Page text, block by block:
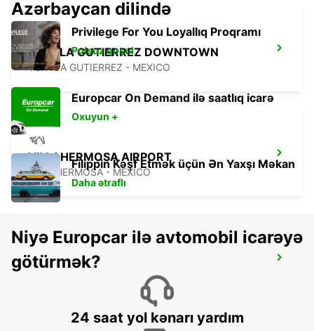
TUXTLA GUTIERREZ DOWNTOWN
TUXTLA GUTIERREZ - MEXICO
VILLAHERMOSA AIRPORT
VILLAHERMOSA - MEXICO
CIUDAD DEL CARMEN INTL AIRPORT
CIUDAD DEL CARMEN - MEXICO
Azərbaycan dilində
Privilege For You Loyallıq Proqramı
Pulsuz qoşul
Europcar On Demand ilə saatlıq icarə
Oxuyun +
Filippin Kəşf Etmək üçün Ən Yaxşı Məkan
Daha ətraflı
Niyə Europcar ilə avtomobil icarəyə
götürmək?
24 saat yol kənarı yardım